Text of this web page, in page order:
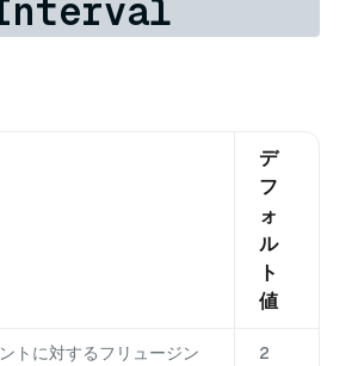
デ
フ
ォ
ル
ト
値
トに対するフリュージン
2